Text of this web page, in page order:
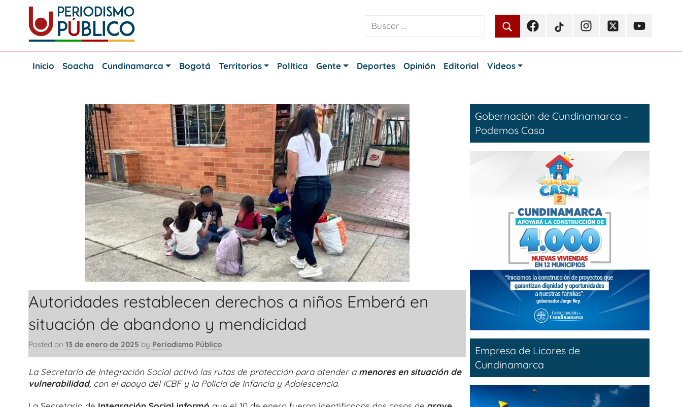
content
Periodismo
Noticias
FacebookTikTokInstagramTwitterYoutube
Inicio
Soacha Cundinamarca Bogotá Territorios Política Gente Deportes Opinión Editorial Videos
Autoridades restablecen derechos a niños Emberá en
situación de abandono y mendicidad
Posted on 13 de enero de 2025 by Periodismo Público
La Secretaría de Integración Social activó las rutas de protección para atender a menores en situación de
vulnerabilidad, con el apoyo del ICBF y la Policía de Infancia y Adolescencia.
Gobernación de Cundinamarca –
Podemos Casa
Empresa de Licores de
Cundinamarca